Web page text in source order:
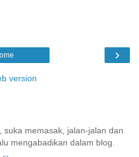
›
version
suka memasak, jalan-jalan dan
mengabadikan dalam blog.